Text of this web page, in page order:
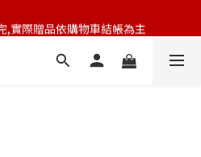
冊開卡送9折券 💰